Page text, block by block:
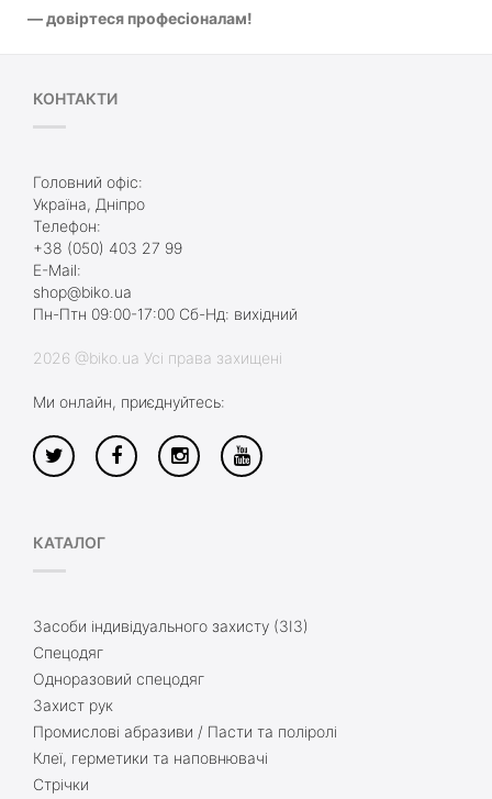
— довіртеся професіоналам!
КОНТАКТИ
Головний офіс:
Україна, Дніпро
Телефон:
+38 (050) 403 27 99
E-Mail:
shop@biko.ua
Пн-Птн 09:00-17:00 Сб-Нд: вихідний
2026 @biko.ua Усі права захищені
Ми онлайн, приєднуйтесь:
КАТАЛОГ
Засоби індивідуального захисту (ЗІЗ)
Спецодяг
Одноразовий спецодяг
Захист рук
Промислові абразиви / Пасти та поліролі
Клеї, герметики та наповнювачі
Стрічки